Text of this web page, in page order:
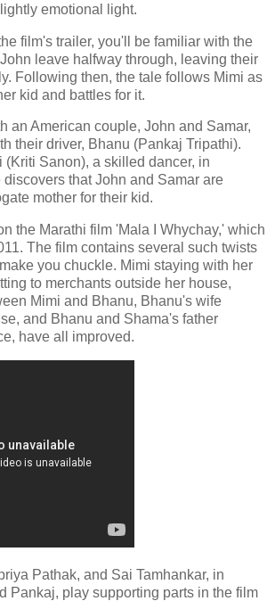
emotional light.
film's trailer, you'll be familiar with the
leave halfway through, leaving their
Following then, the tale follows Mimi as
kid and battles for it.
an American couple, John and Samar,
their driver, Bhanu (Pankaj Tripathi).
(Kriti Sanon), a skilled dancer, in
discovers that John and Samar are
mother for their kid.
the Marathi film 'Mala I Whychay,' which
The film contains several such twists
you chuckle. Mimi staying with her
to merchants outside her house,
Mimi and Bhanu, Bhanu's wife
and Bhanu and Shama's father
have all improved.
Pathak, and Sai Tamhankar, in
Pankaj, play supporting parts in the film